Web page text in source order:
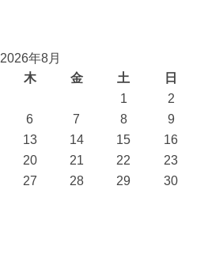
2026年8月
木 金 土
日
1
2
6 7 8
9
13 14 15
16
20 21 22
23
27 28 29
30